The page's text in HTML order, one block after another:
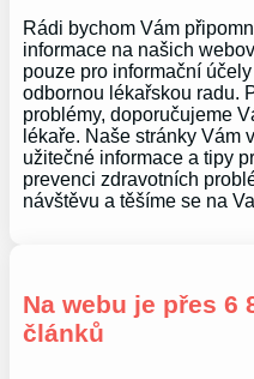
Rádi bychom Vám
informace na našich
pouze pro informační
odbornou lékařskou radu.
problémy, doporučujeme
lékaře. Naše stránky Vám
užitečné informace a tipy
prevenci zdravotních
návštěvu a těšíme se na
Na webu je přes 6
článků